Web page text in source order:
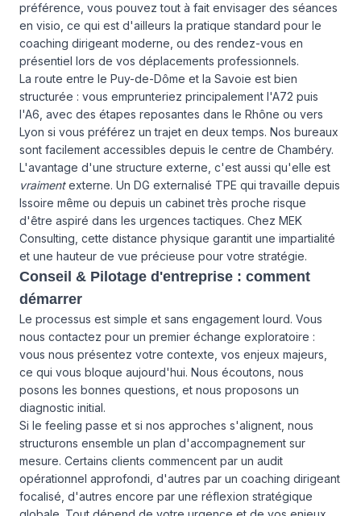
préférence, vous pouvez tout à fait envisager des séances
en visio, ce qui est d'ailleurs la pratique standard pour le
coaching dirigeant moderne, ou des rendez-vous en
présentiel lors de vos déplacements professionnels.
La route entre le Puy-de-Dôme et la Savoie est bien
structurée : vous emprunteriez principalement l'A72 puis
l'A6, avec des étapes reposantes dans le Rhône ou vers
Lyon si vous préférez un trajet en deux temps. Nos bureaux
sont facilement accessibles depuis le centre de Chambéry.
L'avantage d'une structure externe, c'est aussi qu'elle est
vraimentexterne. Un DG externalisé TPE qui travaille depuis
Issoire même ou depuis un cabinet très proche risque
d'être aspiré dans les urgences tactiques. Chez MEK
Consulting, cette distance physique garantit une impartialité
et une hauteur de vue précieuse pour votre stratégie.
Conseil & Pilotage d'entreprise : comment
démarrer
Le processus est simple et sans engagement lourd. Vous
nous contactez pour un premier échange exploratoire :
vous nous présentez votre contexte, vos enjeux majeurs,
ce qui vous bloque aujourd'hui. Nous écoutons, nous
posons les bonnes questions, et nous proposons un
diagnostic initial.
Si le feeling passe et si nos approches s'alignent, nous
structurons ensemble un plan d'accompagnement sur
mesure. Certains clients commencent par un audit
opérationnel approfondi, d'autres par un coaching dirigeant
focalisé, d'autres encore par une réflexion stratégique